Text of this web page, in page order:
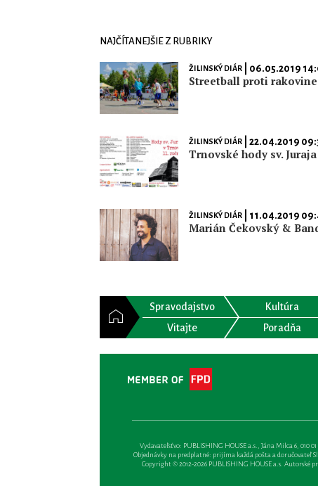
NAJČÍTANEJŠIE Z RUBRIKY
ŽILINSKÝ DIÁR| 06.05.2019
Streetball proti rakovine
ŽILINSKÝ DIÁR| 22.04.2019
Trnovské hody sv. Juraja
ŽILINSKÝ DIÁR| 11.04.2019
Marián Čekovský &
Spravodajstvo Kultúra
Vitajte
Poradňa
Vydavateľsťvo: PUBLISHING HOUSE a.s., Jána Milca 6, 010
Objednávky na predplatné: prijíma každá pošta a doručovateľ
Copyright © 2012-2026 PUBLISHING HOUSE a.s.